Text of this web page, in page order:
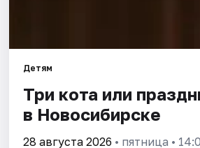
Детям
Три кота или
в Новосибирске
28 августа 2026 • пятница •